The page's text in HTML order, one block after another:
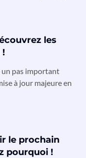
les
!
un pas important
à jour majeure en
le prochain
pourquoi !